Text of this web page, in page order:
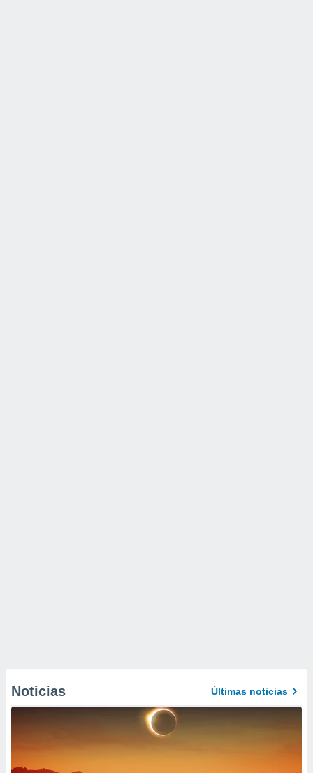
Noticias Últimas noticias